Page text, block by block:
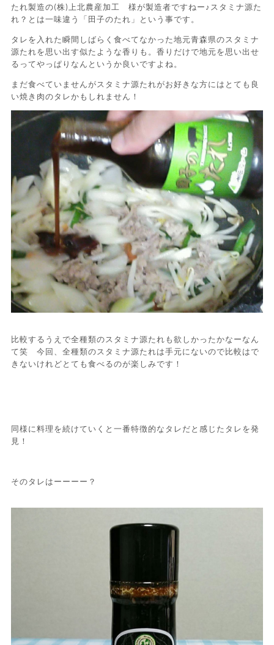
たれ製造の(株)上北農産加工 様が製造者ですねー♪スタミナ源た
れ？とは一味違う「田子のたれ」という事です。
タレを入れた瞬間しばらく食べてなかった地元青森県のスタミナ
源たれを思い出す似たような香りも。香りだけで地元を思い出せ
るってやっぱりなんというか良いですよね。
まだ食べていませんがスタミナ源たれがお好きな方にはとても良
い焼き肉のタレかもしれません！
比較するうえで全種類のスタミナ源たれも欲しかったかなーなん
て笑 今回、全種類のスタミナ源たれは手元にないので比較はで
きないけれどとても食べるのが楽しみです！
同様に料理を続けていくと一番特徴的なタレだと感じたタレを発
見！
そのタレはーーーー？